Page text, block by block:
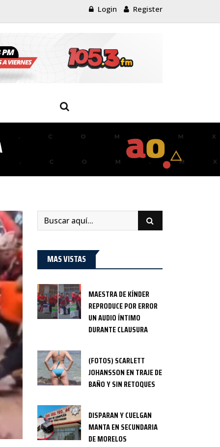
Login Register
MAS VISTAS
MAESTRA DE KÍNDER
REPRODUCE POR ERROR
UN AUDIO ÍNTIMO
DURANTE CLAUSURA
(FOTOS) SCARLETT
JOHANSSON EN TRAJE DE
BAÑO Y SIN RETOQUES
DISPARAN Y CUELGAN
MANTA EN SECUNDARIA
DE MORELOS